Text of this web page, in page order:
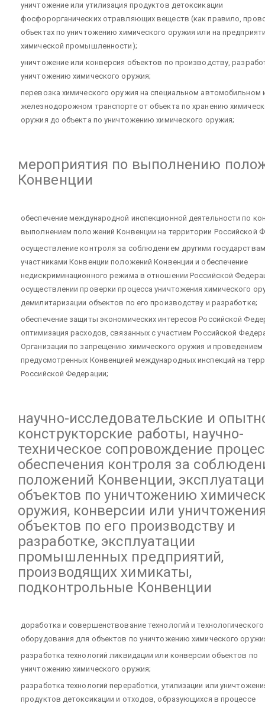
уничтожение или утилизация продуктов детоксикации
фосфорорганических отравляющих веществ (как правило,
объектах по уничтожению химического оружия или на
химической промышленности);
уничтожение или конверсия объектов по производству,
уничтожению химического оружия;
перевозка химического оружия на специальном автомобильном
железнодорожном транспорте от объекта по хранению
оружия до объекта по уничтожению химического оружия;
мероприятия по выполнению
Конвенции
обеспечение международной инспекционной деятельности по
выполнением положений Конвенции на территории Российской
осуществление контроля за соблюдением другими
участниками Конвенции положений Конвенции и обеспечение
недискриминационного режима в отношении Российской
осуществлении проверки процесса уничтожения химического
демилитаризации объектов по его производству и разработке;
обеспечение защиты экономических интересов Российской
оптимизация расходов, связанных с участием Российской
Организации по запрещению химического оружия и проведением
предусмотренных Конвенцией международных инспекций на
Российской Федерации;
научно-исследовательские и
конструкторские работы, научно-
техническое сопровождение
обеспечения контроля за
положений Конвенции,
объектов по уничтожению
оружия, конверсии или
объектов по его производству и
разработке, эксплуатации
промышленных предприятий,
производящих химикаты,
подконтрольные Конвенции
доработка и совершенствование технологий и технологического
оборудования для объектов по уничтожению химического
разработка технологий ликвидации или конверсии объектов по
уничтожению химического оружия;
разработка технологий переработки, утилизации или
продуктов детоксикации и отходов, образующихся в процессе